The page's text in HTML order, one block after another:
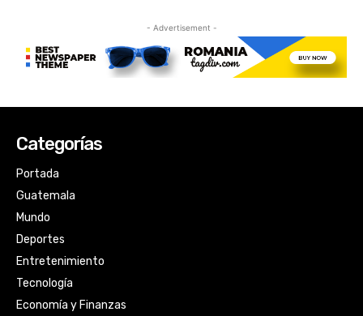
Categorías
Portada
Guatemala
Mundo
Deportes
Entretenimiento
Tecnología
Economía y Finanzas